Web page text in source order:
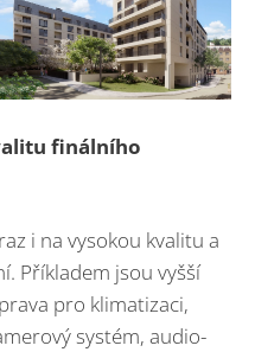
finálního
i na vysokou kvalitu a
Příkladem jsou vyšší
pro klimatizaci,
systém, audio-